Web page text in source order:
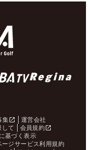
集
運営会社
して
会員規約
基づく表示
ージサービス利用規約